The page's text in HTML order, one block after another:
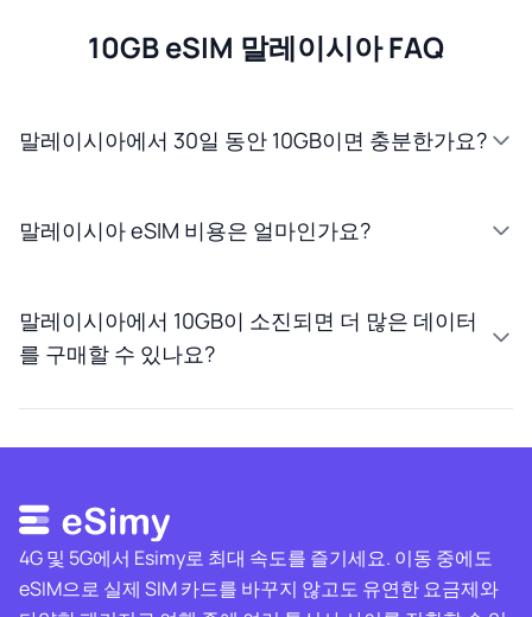
10GB eSIM 말레이시아 FAQ
말레이시아에서 30일 동안 10GB이면 충분한가요?
말레이시아 eSIM 비용은 얼마인가요?
말레이시아에서 10GB이 소진되면 더 많은 데이터
를 구매할 수 있나요?
4G 및 5G에서 Esimy로 최대 속도를 즐기세요. 이동 중에도
eSIM으로 실제 SIM 카드를 바꾸지 않고도 유연한 요금제와